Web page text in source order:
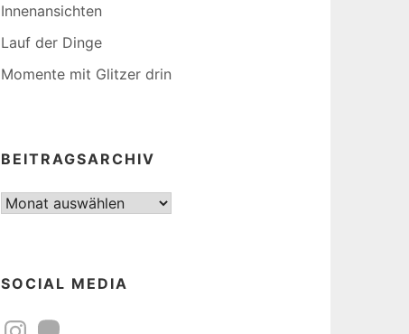
Innenansichten
Lauf der Dinge
Momente mit Glitzer drin
BEITRAGSARCHIV
Beitragsarchiv
SOCIAL MEDIA
InstagramMastodon